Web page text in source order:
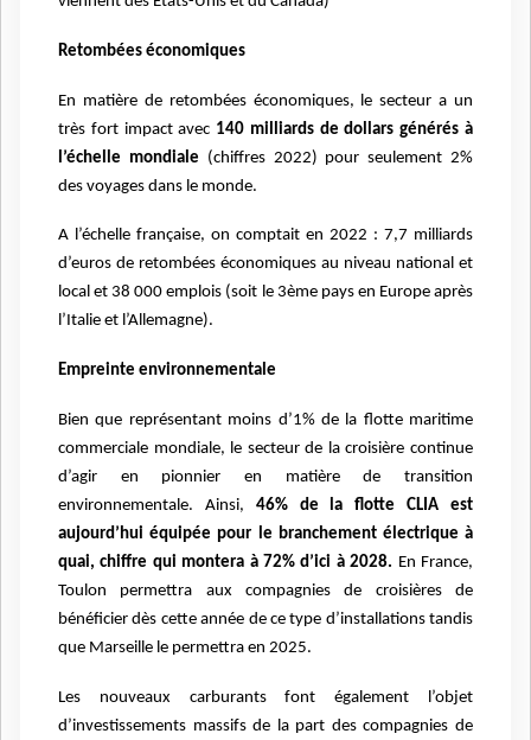
Retombées économiques
En matière de retombées économiques, le secteur a un
très fort impact avec 140 milliards de dollarsgénérés à
l’échelle mondiale (chiffres 2022) pour seulement 2%
des voyages dans le monde.
A l’échelle française, on comptait en 2022 : 7,7 milliards
d’euros de retombées économiques au niveau national et
local et 38 000 emplois (soit le 3ème pays en Europe après
l’Italie et l’Allemagne).
Empreinte environnementale
Bien que représentant moins d’1% de la flotte maritime
commerciale mondiale, le secteur de lacroisière continue
d’agir en pionnier en matière de transition
environnementale. Ainsi, 46% de laflotte CLIA est
aujourd’hui équipée pour le branchement électrique à
quai, chiffre qui montera à 72%d’ici à 2028. En France,
Toulon permettra aux compagnies de croisières de
bénéficier dès cetteannée de ce type d’installations tandis
que Marseille le permettra en 2025.
Les nouveaux carburants font également l’objet
d’investissements massifs de la part descompagnies de